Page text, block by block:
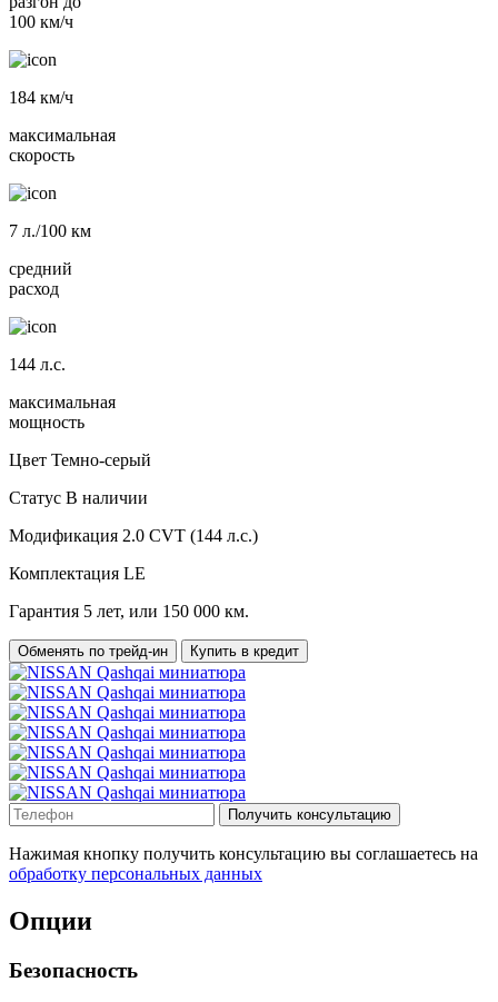
100 км/ч
184 км/ч
максимальная
скорость
7 л./100 км
средний
расход
144 л.с.
максимальная
мощность
Цвет Темно-серый
Статус В наличии
Модификация 2.0 CVT (144 л.с.)
Комплектация LE
Гарантия 5 лет, или 150 000 км.
Обменять по трейд-ин Купить в кредит
Получить консультацию
Нажимая кнопку получить консультацию вы соглашаетесь на
обработку персональных данных
Опции
Безопасность